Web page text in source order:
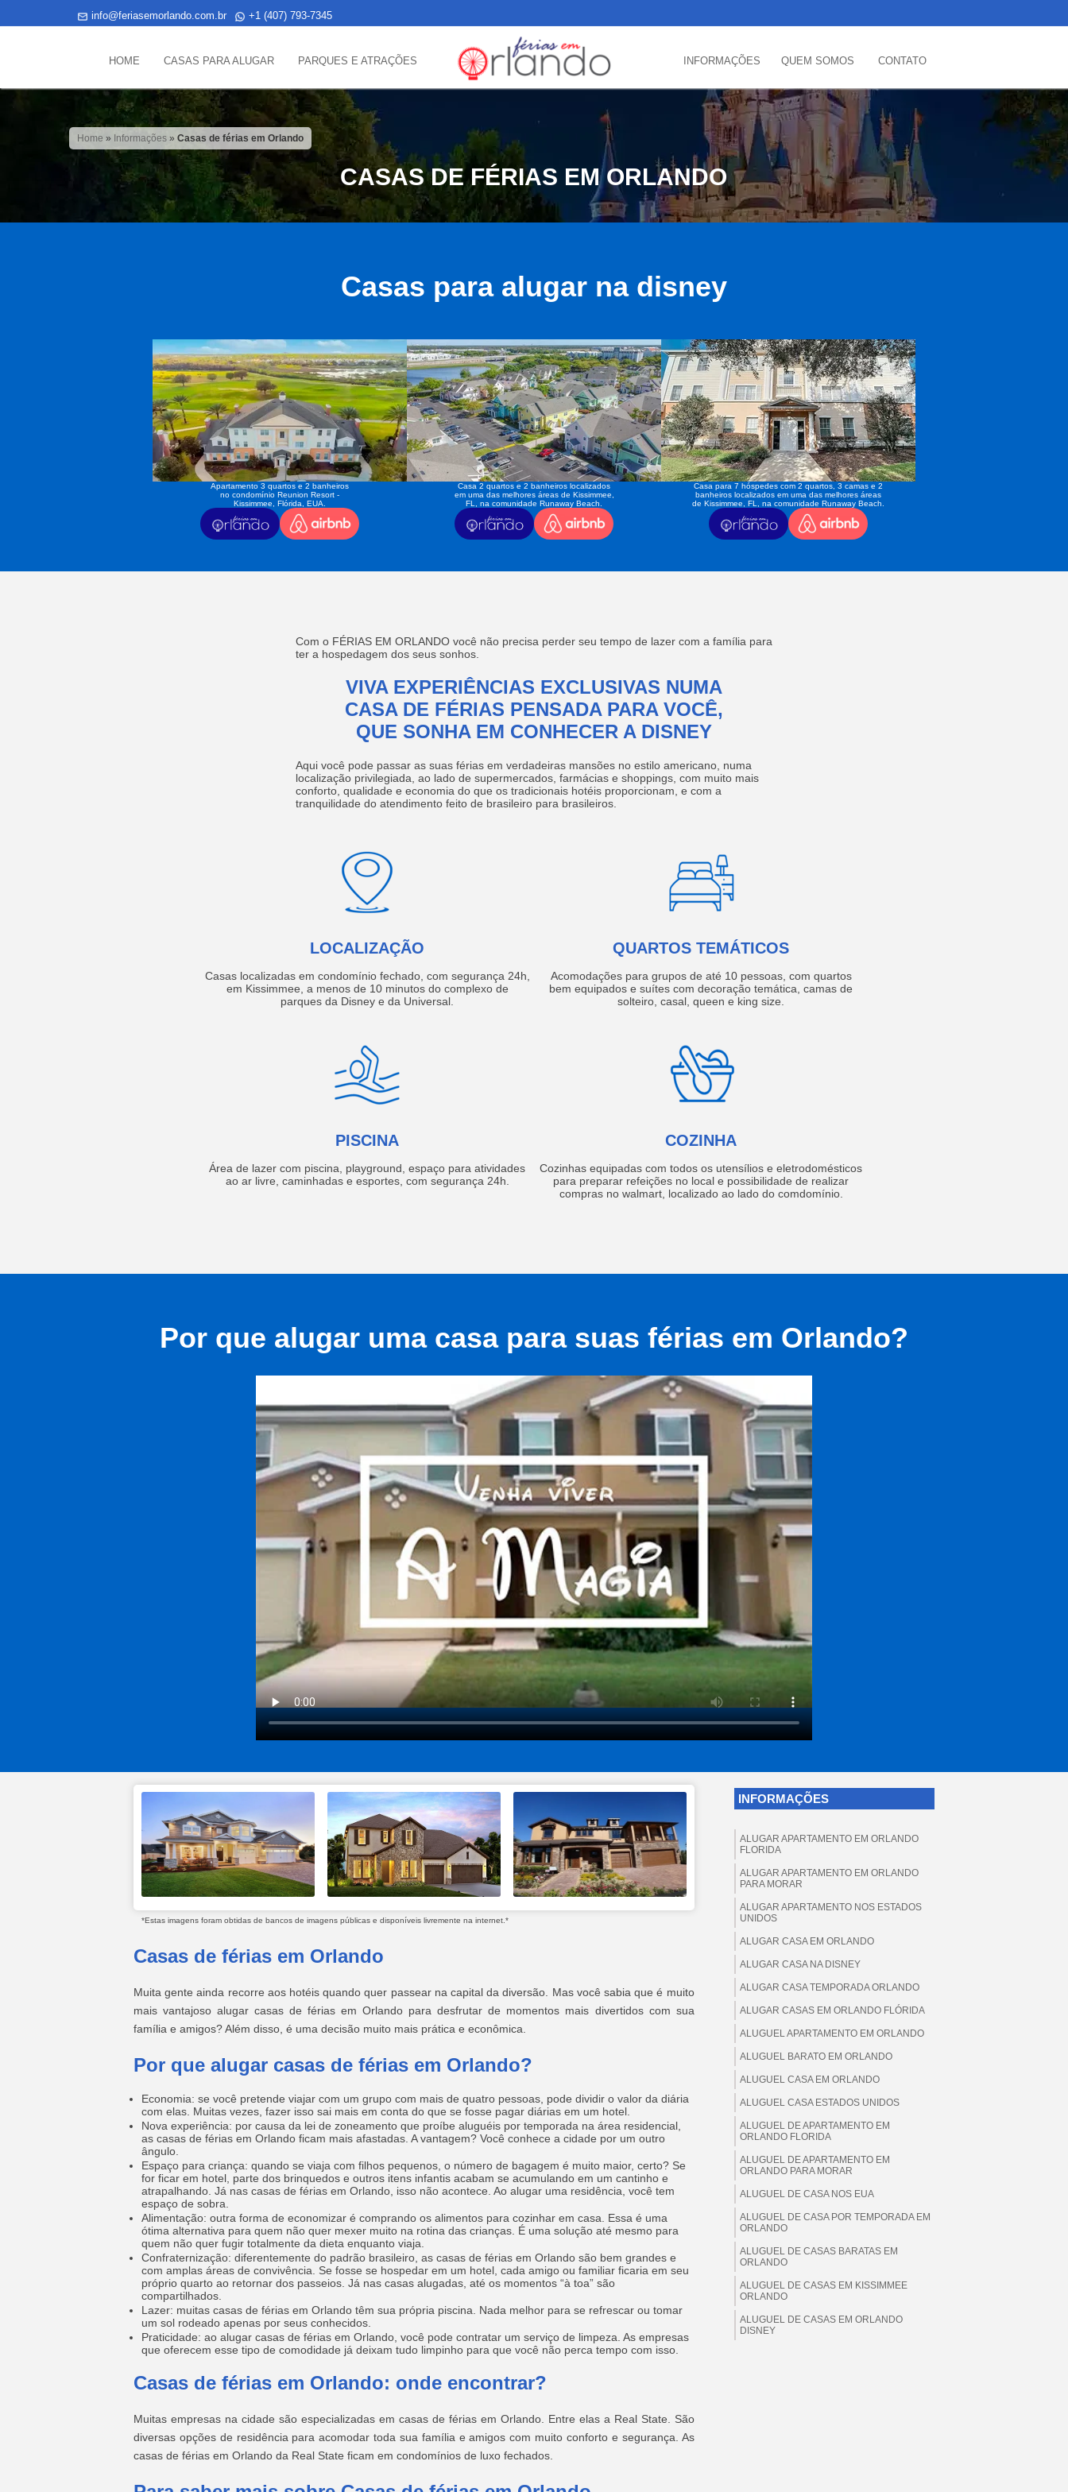
info@feriasemorlando.com.br +1 (407) 793-7345
HOME CASAS PARA ALUGAR PARQUES E ATRAÇÕES INFORMAÇÕES QUEM SOMOS CONTATO
Home » Informações »Casas de férias em Orlando
CASAS DE FÉRIAS EM ORLANDO
Casas para alugar na disney
Apartamento 3 quartos e 2 banheiros
no condomínio Reunion Resort -
Kissimmee, Flórida, EUA.
Casa 2 quartos e 2 banheiros localizados
em uma das melhores áreas de Kissimmee,
FL, na comunidade Runaway Beach.
Casa para 7 hóspedes com 2 quartos, 3 camas e 2
banheiros localizados em uma das melhores áreas
de Kissimmee, FL, na comunidade Runaway Beach.
Com o FÉRIAS EM ORLANDO você não precisa perder seu tempo de lazer com a família para
ter a hospedagem dos seus sonhos.
VIVA EXPERIÊNCIAS EXCLUSIVAS NUMA
CASA DE FÉRIAS PENSADA PARA VOCÊ,
QUE SONHA EM CONHECER A DISNEY
Aqui você pode passar as suas férias em verdadeiras mansões no estilo americano, numa
localização privilegiada, ao lado de supermercados, farmácias e shoppings, com muito mais
conforto, qualidade e economia do que os tradicionais hotéis proporcionam, e com a
tranquilidade do atendimento feito de brasileiro para brasileiros.
LOCALIZAÇÃO
Casas localizadas em condomínio fechado, com segurança 24h,
em Kissimmee, a menos de 10 minutos do complexo de
parques da Disney e da Universal.
QUARTOS TEMÁTICOS
Acomodações para grupos de até 10 pessoas, com quartos
bem equipados e suítes com decoração temática, camas de
solteiro, casal, queen e king size.
PISCINA
Área de lazer com piscina, playground, espaço para atividades
ao ar livre, caminhadas e esportes, com segurança 24h.
COZINHA
Cozinhas equipadas com todos os utensílios e eletrodomésticos
para preparar refeições no local e possibilidade de realizar
compras no walmart, localizado ao lado do comdomínio.
Por que alugar uma casa para suas férias em Orlando?
*Estas imagens foram obtidas de bancos de imagens públicas e disponíveis livremente na internet.*
Casas de férias em Orlando
Muita gente ainda recorre aos hotéis quando quer passear na capital da diversão. Mas você sabia que é muito
mais vantajoso alugar casas de férias em Orlando para desfrutar de momentos mais divertidos com sua
família e amigos? Além disso, é uma decisão muito mais prática e econômica.
Por que alugar casas de férias em Orlando?
Economia: se você pretende viajar com um grupo com mais de quatro pessoas, pode dividir o valor da diária
com elas. Muitas vezes, fazer isso sai mais em conta do que se fosse pagar diárias em um hotel.
Nova experiência: por causa da lei de zoneamento que proíbe aluguéis por temporada na área residencial,
as casas de férias em Orlando ficam mais afastadas. A vantagem? Você conhece a cidade por um outro
ângulo.
Espaço para criança: quando se viaja com filhos pequenos, o número de bagagem é muito maior, certo? Se
for ficar em hotel, parte dos brinquedos e outros itens infantis acabam se acumulando em um cantinho e
atrapalhando. Já nas casas de férias em Orlando, isso não acontece. Ao alugar uma residência, você tem
espaço de sobra.
Alimentação: outra forma de economizar é comprando os alimentos para cozinhar em casa. Essa é uma
ótima alternativa para quem não quer mexer muito na rotina das crianças. É uma solução até mesmo para
quem não quer fugir totalmente da dieta enquanto viaja.
Confraternização: diferentemente do padrão brasileiro, as casas de férias em Orlando são bem grandes e
com amplas áreas de convivência. Se fosse se hospedar em um hotel, cada amigo ou familiar ficaria em seu
próprio quarto ao retornar dos passeios. Já nas casas alugadas, até os momentos “à toa” são
compartilhados.
Lazer: muitas casas de férias em Orlando têm sua própria piscina. Nada melhor para se refrescar ou tomar
um sol rodeado apenas por seus conhecidos.
Praticidade: ao alugar casas de férias em Orlando, você pode contratar um serviço de limpeza. As empresas
que oferecem esse tipo de comodidade já deixam tudo limpinho para que você não perca tempo com isso.
Casas de férias em Orlando: onde encontrar?
Muitas empresas na cidade são especializadas em casas de férias em Orlando. Entre elas a Real State. São
diversas opções de residência para acomodar toda sua família e amigos com muito conforto e segurança. As
casas de férias em Orlando da Real State ficam em condomínios de luxo fechados.
INFORMAÇÕES
ALUGAR APARTAMENTO EM ORLANDO
FLORIDA
ALUGAR APARTAMENTO EM ORLANDO
PARA MORAR
ALUGAR APARTAMENTO NOS ESTADOS
UNIDOS
ALUGAR CASA EM ORLANDO
ALUGAR CASA NA DISNEY
ALUGAR CASA TEMPORADA ORLANDO
ALUGAR CASAS EM ORLANDO FLÓRIDA
ALUGUEL APARTAMENTO EM ORLANDO
ALUGUEL BARATO EM ORLANDO
ALUGUEL CASA EM ORLANDO
ALUGUEL CASA ESTADOS UNIDOS
ALUGUEL DE APARTAMENTO EM
ORLANDO FLORIDA
ALUGUEL DE APARTAMENTO EM
ORLANDO PARA MORAR
ALUGUEL DE CASA NOS EUA
ALUGUEL DE CASA POR TEMPORADA EM
ORLANDO
ALUGUEL DE CASAS BARATAS EM
ORLANDO
ALUGUEL DE CASAS EM KISSIMMEE
ORLANDO
ALUGUEL DE CASAS EM ORLANDO
DISNEY